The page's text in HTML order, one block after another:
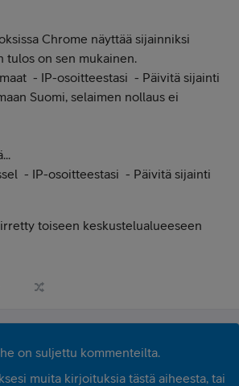
Chrome näyttää sijainniksi
tulos on sen mukainen.
- IP-osoitteestasi - Päivitä sijainti
Suomi, selaimen nollaus ei
- IP-osoitteestasi - Päivitä sijainti
toiseen keskustelualueeseen
on suljettu kommenteilta.
muita kirjoituksia tästä aiheesta, tai